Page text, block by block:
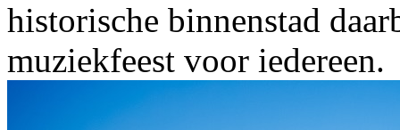
historische binnenstad
muziekfeest voor iedereen.